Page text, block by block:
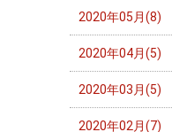
2020年05月(8)
2020年04月(5)
2020年03月(5)
2020年02月(7)